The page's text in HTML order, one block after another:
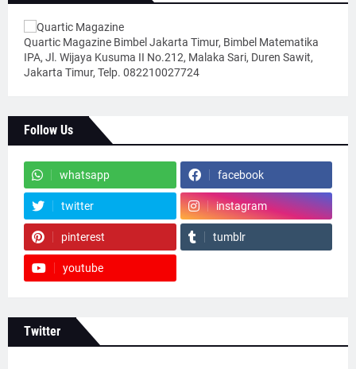
Quartic Magazine Bimbel Jakarta Timur, Bimbel Matematika
IPA, Jl. Wijaya Kusuma II No.212, Malaka Sari, Duren Sawit,
Jakarta Timur, Telp. 082210027724
Follow Us
whatsapp facebook
twitter instagram
pinterest tumblr
youtube
Twitter